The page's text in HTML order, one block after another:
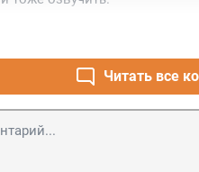
Читать все